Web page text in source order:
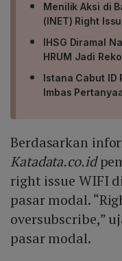
Menilik Aksi di
(INET) Right
IHSG Diramal
HRUM Jadi
Istana Cabut ID
Imbas
Berdasarkan
Katadata.co.id
right issue WIFI
pasar modal.
oversubscribe,”
pasar modal.